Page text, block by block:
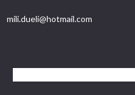
mili.dueli@hotmail.com